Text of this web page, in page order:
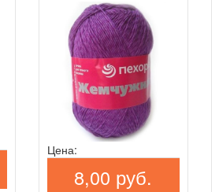
Цена:
8,00 руб.